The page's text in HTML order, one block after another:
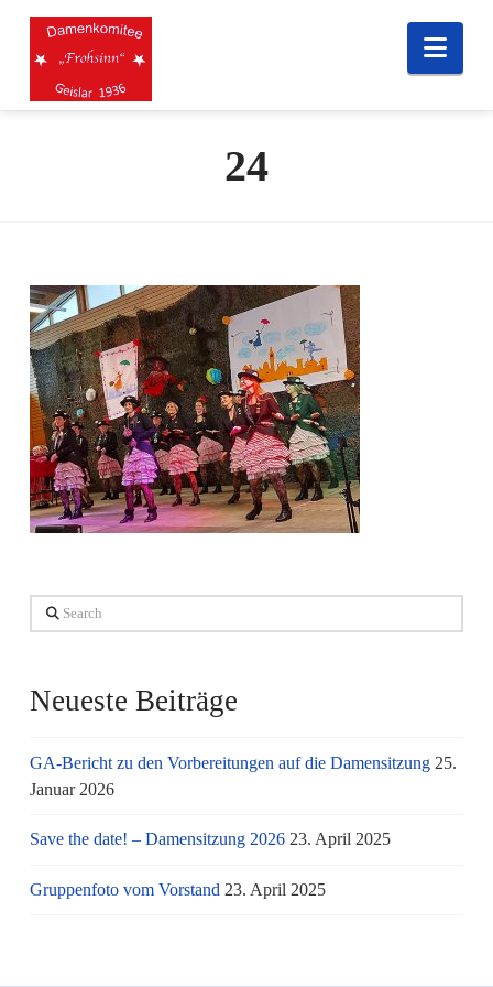
24
Search
Neueste Beiträge
GA-Bericht zu den Vorbereitungen auf die Damensitzung 25.
Januar 2026
Save the date! – Damensitzung 2026 23. April 2025
Gruppenfoto vom Vorstand 23. April 2025